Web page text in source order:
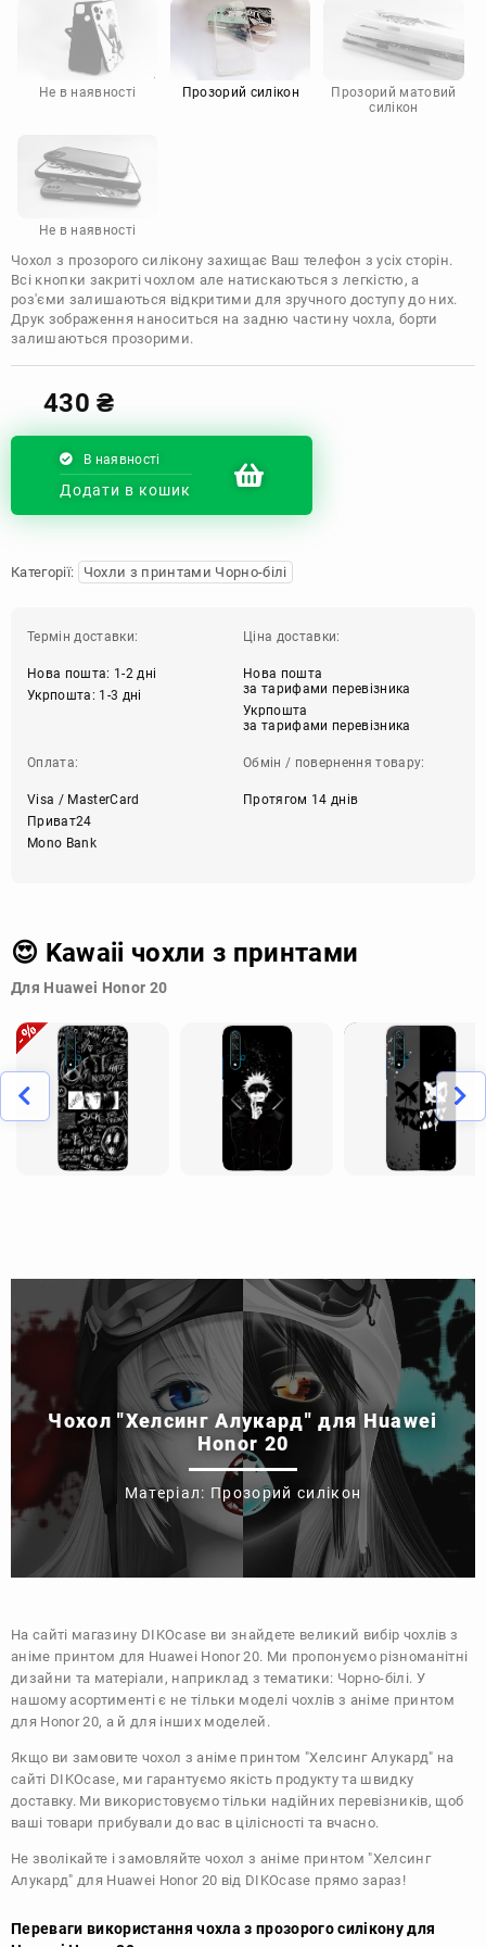
Motorola
Не в наявності Прозорий силікон
Прозорий матовий
силікон
Не в наявності
Чохол з прозорого силікону захищає Ваш телефон з усіх сторін.
Всі кнопки закриті чохлом але натискаються з легкістю, а
роз'єми залишаються відкритими для зручного доступу до них.
Друк зображення наноситься на задню частину чохла, борти
залишаються прозорими.
430₴
В наявності
Додати в кошик
Категорії: Чохли з принтами Чорно-білі
Термін доставки:
Нова пошта: 1-2 дні
Укрпошта: 1-3 дні
Ціна доставки:
Нова пошта
за тарифами перевізника
Укрпошта
за тарифами перевізника
Оплата:
Visa / MasterCard
Приват24
Mono Bank
Обмін / повернення товару:
Протягом 14 днів
😍 Kawaii чохли з принтами
Для Huawei Honor 20
Чохол "Хелсинг Алукард" для Huawei
Honor 20
Матеріал: Прозорий силікон
На сайті магазину DIKOcase ви знайдете великий вибір чохлів з
аніме принтом для Huawei Honor 20. Ми пропонуємо різноманітні
дизайни та матеріали, наприклад з тематики: Чорно-білі. У
нашому асортименті є не тільки моделі чохлів з аніме принтом
для Honor 20, а й для інших моделей.
Якщо ви замовите чохол з аніме принтом "Хелсинг Алукард" на
сайті DIKOcase, ми гарантуємо якість продукту та швидку
доставку. Ми використовуємо тільки надійних перевізників, щоб
ваші товари прибували до вас в цілісності та вчасно.
Не зволікайте і замовляйте чохол з аніме принтом "Хелсинг
Алукард" для Huawei Honor 20 від DIKOcase прямо зараз!
Переваги використання чохла з прозорого силікону для